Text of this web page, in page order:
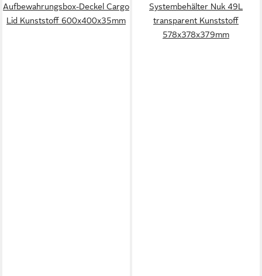
Aufbewahrungsbox-Deckel Cargo
Lid Kunststoff 600x400x35mm
Systembehälter Nuk 49L
transparent Kunststoff
578x378x379mm